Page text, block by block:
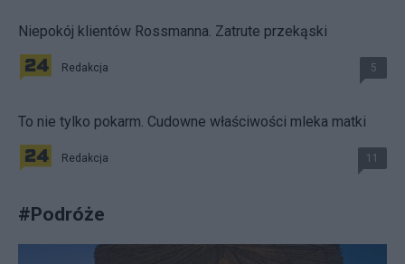
Niepokój klientów Rossmanna. Zatrute przekąski
Redakcja 5
To nie tylko pokarm. Cudowne właściwości mleka matki
Redakcja 11
#Podróże